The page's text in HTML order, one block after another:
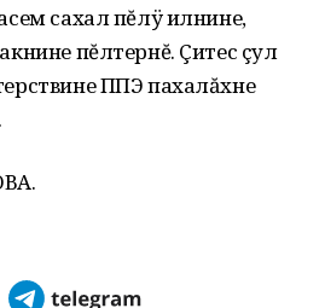
сахал пĕлÿ илнине,
пĕлтернĕ. Çитес çул
ППЭ пахалăхне